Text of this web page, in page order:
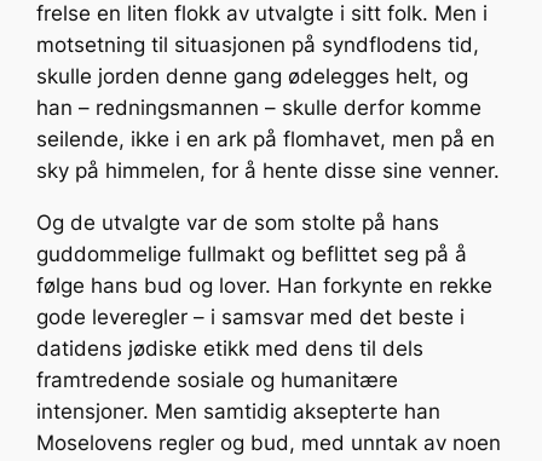
frelse en liten flokk av utvalgte i sitt folk. Men i
motsetning til situasjonen på syndflodens tid,
skulle jorden denne gang ødelegges helt, og
han – redningsmannen – skulle derfor komme
seilende, ikke i en ark på flomhavet, men på en
sky på himmelen, for å hente disse sine venner.
Og de utvalgte var de som stolte på hans
guddommelige fullmakt og beflittet seg på å
følge hans bud og lover. Han forkynte en rekke
gode leveregler – i samsvar med det beste i
datidens jødiske etikk med dens til dels
framtredende sosiale og humanitære
intensjoner. Men samtidig aksepterte han
Moselovens regler og bud, med unntak av noen